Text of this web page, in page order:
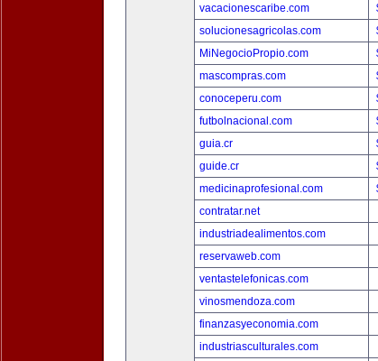
vacacionescaribe.com
solucionesagricolas.com
MiNegocioPropio.com
mascompras.com
conoceperu.com
futbolnacional.com
guia.cr
guide.cr
medicinaprofesional.com
contratar.net
industriadealimentos.com
reservaweb.com
ventastelefonicas.com
vinosmendoza.com
finanzasyeconomia.com
industriasculturales.com